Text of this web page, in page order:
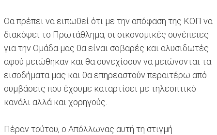
Θα πρέπει να ειπωθεί ότι με την απόφαση της ΚΟΠ να
διακόψει το Πρωτάθλημα, οι οικονομικές συνέπειες
για την Ομάδα μας θα είναι σοβαρές και αλυσιδωτές
αφού μειώθηκαν και θα συνεχίσουν να μειώνονται τα
εισοδήματα μας και θα επηρεαστούν περαιτέρω από
συμβάσεις που έχουμε καταρτίσει με τηλεοπτικό
κανάλι αλλά και χορηγούς.
Πέραν τούτου, ο Απόλλωνας αυτή τη στιγμή